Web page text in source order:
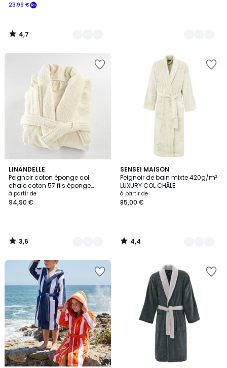
23,99 €
4,7
/
LINANDELLE
Peignoir coton éponge col
chale coton 57 fils éponge
PREMIUM
à partir de
94,90 €
3,6
/ 5
7
Couleurs
3,6
/
SENSEI MAISON
Peignoir de bain mixte 420g/m²
LUXURY COL CHÂLE
à partir de
85,00 €
4,4
/ 5
13
Couleurs
4,4
/